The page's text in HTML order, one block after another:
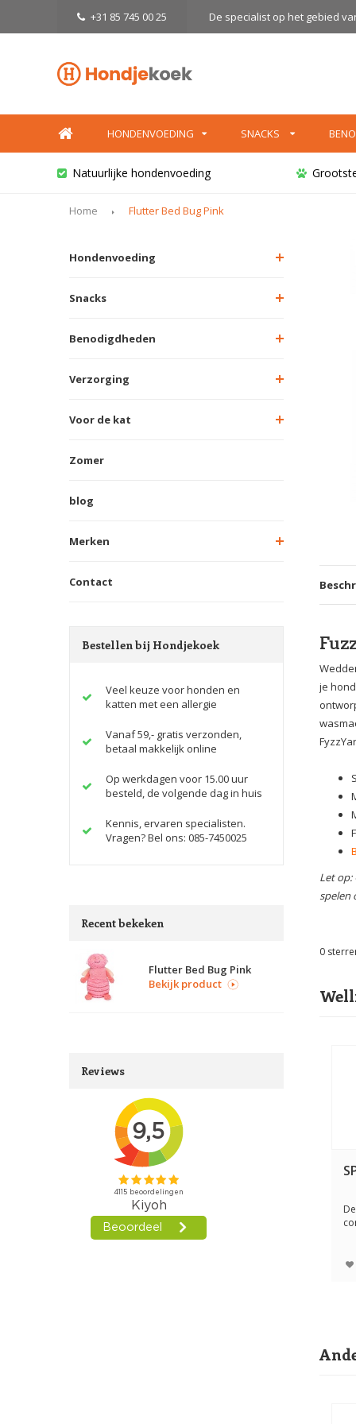
+31 85 745 00 25 De specialist op het gebied
HONDENVOEDING SNACKS
Natuurlijke hondenvoeding
Home Flutter Bed Bug Pink
Hondenvoeding
Snacks
Benodigdheden
Verzorging
Voor de kat
Zomer
blog
Merken
Contact
Bestellen bij Hondjekoek
Veel keuze voor honden en
katten met een allergie
Vanaf 59,- gratis verzonden,
betaal makkelijk online
Op werkdagen voor 15.00 uur
besteld, de volgende dag in huis
Kennis, ervaren specialisten.
Vragen? Bel ons: 085-7450025
Recent bekeken
Flutter Bed Bug Pink
Bekijk product
Reviews
je
Let op:
spelen
0